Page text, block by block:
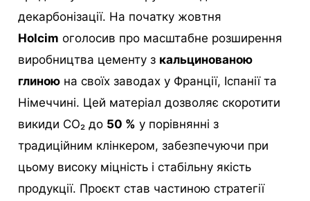
декарбонізації. На початку жовтня
Holcim оголосив про масштабне розширення
виробництва цементу з кальцинованою
глиною на своїх заводах у Франції, Іспанії та
Німеччині. Цей матеріал дозволяє скоротити
викиди CO₂ до 50 % у порівнянні з
традиційним клінкером, забезпечуючи при
цьому високу міцність і стабільну якість
продукції. Проєкт став частиною стратегії